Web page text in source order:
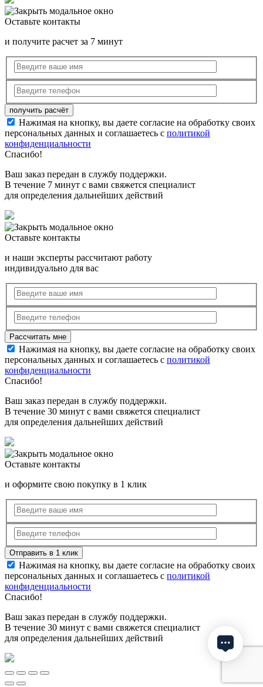
Оставьте контакты
и получите расчет за 7 минут
Нажимая на кнопку, вы даете согласие на обработку своих
персональных данных и соглашаетесь с политикой
конфиденциальности
Спасибо!
Ваш заказ передан в службу поддержки.
В течение 7 минут с вами свяжется специалист
для определения дальнейших действий
Оставьте контакты
и наши эксперты рассчитают работу
индивидуально для вас
Нажимая на кнопку, вы даете согласие на обработку своих
персональных данных и соглашаетесь с политикой
конфиденциальности
Спасибо!
Ваш заказ передан в службу поддержки.
В течение 30 минут с вами свяжется специалист
для определения дальнейших действий
Оставьте контакты
и оформите свою покупку в 1 клик
Нажимая на кнопку, вы даете согласие на обработку своих
персональных данных и соглашаетесь с политикой
конфиденциальности
Спасибо!
Ваш заказ передан в службу поддержки.
В течение 30 минут с вами свяжется специалист
для определения дальнейших действий